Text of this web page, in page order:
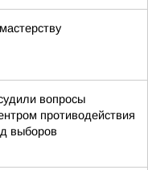
вопросы
противодействия
выборов